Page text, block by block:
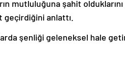
mutluluğuna şahit
geçirdiğini anlattı.
şenliği geleneksel hale